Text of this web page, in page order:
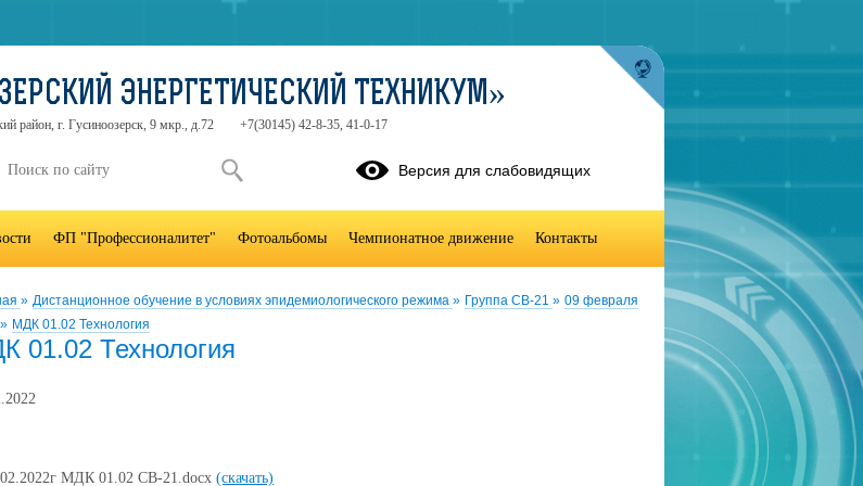
» Дистанционное обучение в условиях эпидемиологического режима » Группа СВ-21 » 09 февраля
» МДК 01.02 Технология
01.02 Технология
МДК 01.02 СВ-21.docx (скачать)
ЭНЕРГЕТИЧЕСКИЙ ТЕХНИКУМ»
район, г. Гусиноозерск, 9 мкр., д.72 +7(30145) 42-8-35, 41-0-17
Версия для слабовидящих
ФП "Профессионалитет" Фотоальбомы Чемпионатное движение Контакты